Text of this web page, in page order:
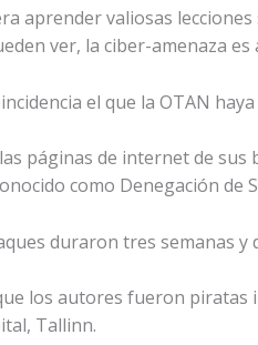
aprender valiosas
ver, la ciber-amenaza
el que la OTAN
páginas de internet de
como Denegación de
duraron tres semanas y
los autores fueron
Tallinn.